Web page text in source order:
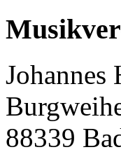
Johannes
88339